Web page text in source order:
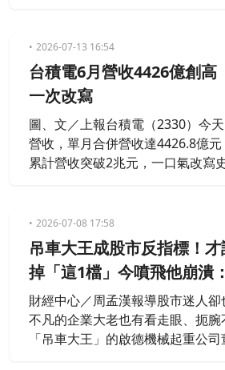
務狀況，歐弟坦承自己有意在海外
每月開銷破百萬，但具體並沒有細
務都是我跟老婆一起管。」面對近
民炒股熱」，歐弟也是
2026-07-13 16:54
台積電6月營收4426億創
一次改寫
圖、文／上報台積電（2330）今
營收，單月合併營收達4426.8億
累計營收突破2兆元，一口氣改寫
2026-07-08 17:58
吊車大王成股市反指標！
掉「這1檔」今噴飛他崩潰
財經中心／周孟漢報導股市迷人
不凡的企業大老也有看走眼、扼
「吊車大王」的啟德機械起重公